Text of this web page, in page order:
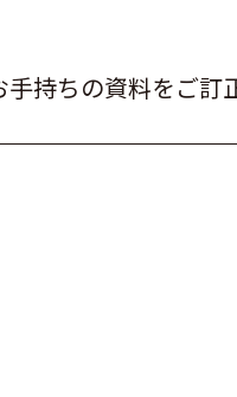
持ちの資料をご訂